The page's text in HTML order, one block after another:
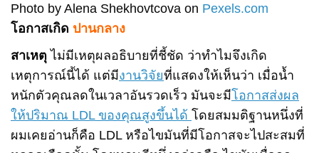
Photo by Alena Shekhovtcova on Pexels.com
โอกาสเกิด ปานกลาง
สาเหตุ ไม่มีเหตุผลอธิบายที่ชี้ชัด ว่าทำไมจึงเกิด
เหตุการณ์นี้ได้ แต่มีงานวิจัยที่แสดงให้เห็นว่า เมื่อน้ำ
หนักตัวคุณลดในเวลาอันรวดเร็ว มันจะมีโอกาสส่งผล
ให้ปริมาณ LDL ของคุณสูงขึ้นได้ โดยสมมติฐานหนึ่งที่
ผมเคยอ่านก็คือ LDL หรือไขมันที่มีโอกาสจะไปสะสมที่